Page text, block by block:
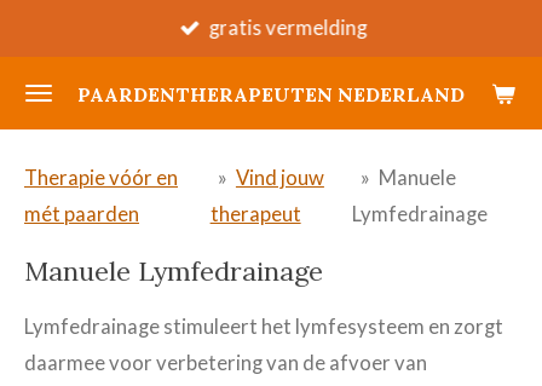
direct
naar
de
hoofdinhoud
PAARDENTHERAPEUTEN NEDERLAND
gratis vermelding
Therapie vóór en
mét paarden
» Vind jouw
therapeut
» Manuele
Lymfedrainage
Manuele Lymfedrainage
Lymfedrainage stimuleert het lymfesysteem en zorgt
daarmee voor verbetering van de afvoer van